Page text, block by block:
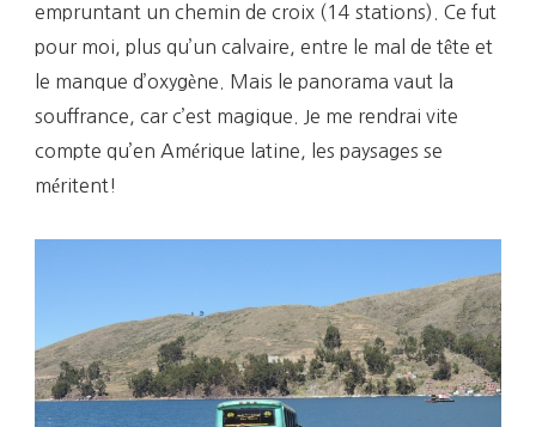
empruntant un chemin de croix (14 stations). Ce fut
pour moi, plus qu’un calvaire, entre le mal de tête et
le manque d’oxygène. Mais le panorama vaut la
souffrance, car c’est magique. Je me rendrai vite
compte qu’en Amérique latine, les paysages se
méritent!